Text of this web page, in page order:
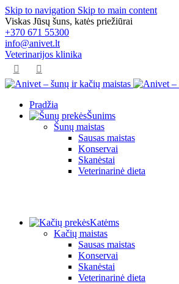
Skip to navigation Skip to main content
Viskas Jūsų šuns, katės priežiūrai
+370 671 55300
info@anivet.lt
Veterinarijos klinika
Pradžia
Šunims
Šunų maistas
Sausas maistas
Konservai
Skanėstai
Veterinarinė dieta
Katėms
Kačių maistas
Sausas maistas
Konservai
Skanėstai
Veterinarinė dieta